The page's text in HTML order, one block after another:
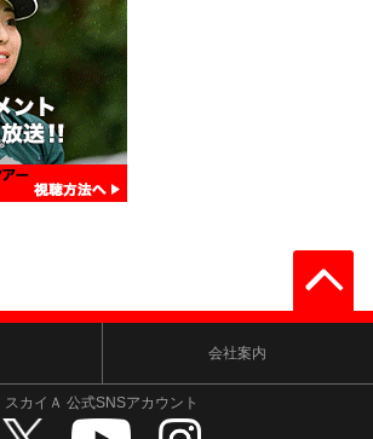
会社案内
スカイＡ 公式SNSアカウント